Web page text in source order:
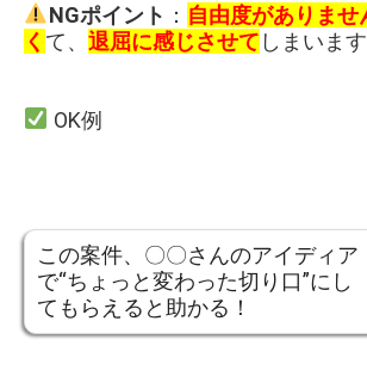
NGポイント ： 自由度がありませ
く て、 退屈に感じさせて しまいます
OK例
この案件、〇〇さんのアイディア
で“ちょっと変わった切り口”にし
てもらえると助かる！